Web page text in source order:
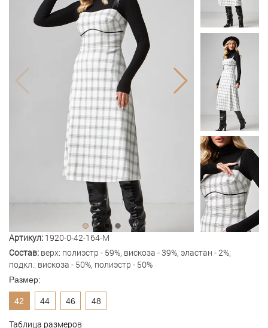
Артикул: 1920-0-42-164-M
Состав: верх: полиэстр - 59%, вискоза - 39%, эластан - 2%;
подкл.: вискоза - 50%, полиэстр - 50%
Размер:
42 44 46 48
Таблица размеров